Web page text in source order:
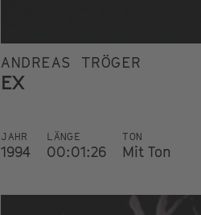
ANDREAS TRÖGER
EX
JAHR
1994
LÄNGE
00:01:26
TON
Mit Ton